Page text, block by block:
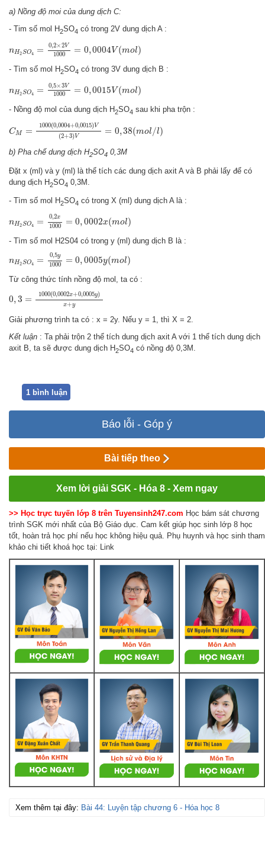
a) Nồng độ moi của dung dịch C:
- Tim số mol H2SO4 có trong 2V dung dịch A :
nH2SO4 = 0,2×2V
1000 = 0,0004V (mol)
0,2×2
- Tìm số mol H2SO4 có trong 3V dung dịch B :
nH2SO4 = 0,5×3V
1000 = 0,0015 V (mol)
0 ,5×3
- Nồng độ mol của dung dịch H2SO4 sau khi pha trộn :
CM = 1000(0,0004+0,0015)V
(2+3)V
= 0,38(mol /l)
1000(0,0004+0,0015
b) Pha chế dung dịch H2SO4 0,3M
Đặt x (ml) và y (ml) là thể tích các dung dịch axit A và B phải lấy để có
dung dịch H2SO4 0,3M.
- Tìm số mol H2SO4 có trong X (ml) dung dịch A là :
nH2SO4 = 0,2x
1000 = 0,0002x(mol)
0,2x
- Tìm số mol H2S04 có trong y (ml) dung dịch B là :
nH2SO4 = 0,5y
1000 = 0,0005y(mol)
0 5y
Từ công thức tính nồng độ mol, ta có :
0,3 = 1000(0,0002x+0,0005y)
x+y
1000(0,0002 x+0,0005
Giải phương trình ta có : x = 2y. Nếu y = 1, thì X = 2.
Kết luận : Ta phải trộn 2 thể tích dung dịch axit A với 1 thể tích dung dịch
axit B, ta sẽ được dung dịch H2SO4 có nồng độ 0,3M.
1 bình luận
Báo lỗi - Góp ý
Bài tiếp theo
Xem lời giải SGK - Hóa 8 - Xem ngay
>> Học trực tuyến lớp 8 trên Tuyensinh247.com Học bám sát chương
trình SGK mới nhất của Bộ Giáo dục. Cam kết giúp học sinh lớp 8 học
tốt, hoàn trả học phí nếu học không hiệu quả. Phụ huynh và học sinh tham
khảo chi tiết khoá học tại: Link
Xem thêm tại đây: Bài 44: Luyện tập chương 6 - Hóa học 8